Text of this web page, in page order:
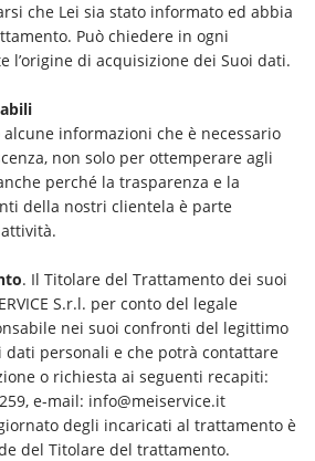
che Lei sia stato informato ed abbia
Può chiedere in ogni
l’origine di acquisizione dei Suoi dati.
informazioni che è necessario
non solo per ottemperare agli
perché la trasparenza e la
della nostri clientela è parte
. Il Titolare del Trattamento dei suoi
S.r.l. per conto del legale
nei suoi confronti del legittimo
dati personali e che potrà contattare
o richiesta ai seguenti recapiti:
e-mail: info@meiservice.it
degli incaricati al trattamento è
del Titolare del trattamento.